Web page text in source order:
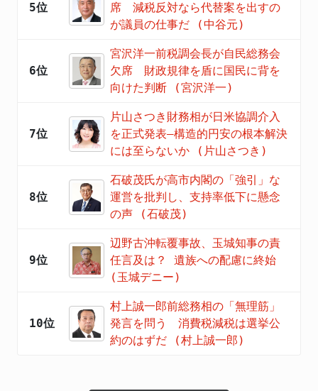
5位
席 減税反対なら代替案を出すの
が議員の仕事だ (中谷元)
6位
宮沢洋一前税調会長が自民総務会
欠席 財政規律を盾に国民に背を
向けた判断 (宮沢洋一)
7位
片山さつき財務相が日米協調介入
を正式発表―構造的円安の根本解決
には至らないか (片山さつき)
8位
石破茂氏が高市内閣の「強引」な
運営を批判し、支持率低下に懸念
の声 (石破茂)
9位
辺野古沖転覆事故、玉城知事の責
任言及は？ 遺族への配慮に終始
(玉城デニー)
10位
村上誠一郎前総務相の「無理筋」
発言を問う 消費税減税は選挙公
約のはずだ (村上誠一郎)